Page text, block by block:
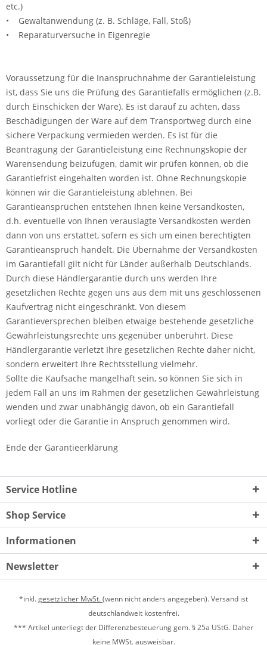
etc.)
• Gewaltanwendung (z. B. Schläge, Fall, Stoß)
• Reparaturversuche in Eigenregie
Voraussetzung für die Inanspruchnahme der Garantieleistung
ist, dass Sie uns die Prüfung des Garantiefalls ermöglichen (z.B.
durch Einschicken der Ware). Es ist darauf zu achten, dass
Beschädigungen der Ware auf dem Transportweg durch eine
sichere Verpackung vermieden werden. Es ist für die
Beantragung der Garantieleistung eine Rechnungskopie der
Warensendung beizufügen, damit wir prüfen können, ob die
Garantiefrist eingehalten worden ist. Ohne Rechnungskopie
können wir die Garantieleistung ablehnen. Bei
Garantieansprüchen entstehen Ihnen keine Versandkosten,
d.h. eventuelle von Ihnen verauslagte Versandkosten werden
dann von uns erstattet, sofern es sich um einen berechtigten
Garantieanspruch handelt. Die Übernahme der Versandkosten
im Garantiefall gilt nicht für Länder außerhalb Deutschlands.
Durch diese Händlergarantie durch uns werden Ihre
gesetzlichen Rechte gegen uns aus dem mit uns geschlossenen
Kaufvertrag nicht eingeschränkt. Von diesem
Garantieversprechen bleiben etwaige bestehende gesetzliche
Gewährleistungsrechte uns gegenüber unberührt. Diese
Händlergarantie verletzt Ihre gesetzlichen Rechte daher nicht,
sondern erweitert Ihre Rechtsstellung vielmehr.
Sollte die Kaufsache mangelhaft sein, so können Sie sich in
jedem Fall an uns im Rahmen der gesetzlichen Gewährleistung
wenden und zwar unabhängig davon, ob ein Garantiefall
vorliegt oder die Garantie in Anspruch genommen wird.
Ende der Garantieerklärung
Service Hotline
Shop Service
Informationen
Newsletter
*inkl.gesetzlicher MwSt.(wenn nicht anders angegeben). Versand ist
deutschlandweit kostenfrei.
*** Artikel unterliegt der Differenzbesteuerung gem. § 25a UStG. Daher
keine MWSt. ausweisbar.